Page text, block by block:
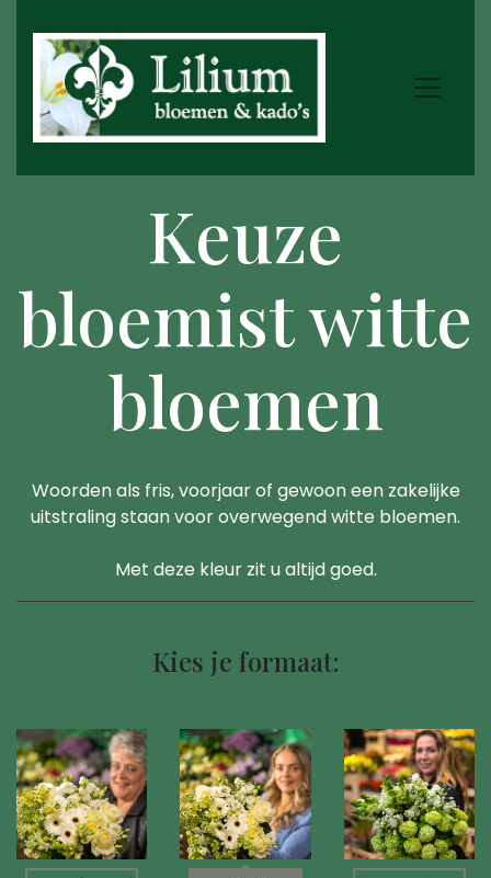
Keuze
bloemist witte
bloemen
Woorden als fris, voorjaar of gewoon een zakelijke
uitstraling staan voor overwegend witte bloemen.
Met deze kleur zit u altijd goed.
Kies je formaat: